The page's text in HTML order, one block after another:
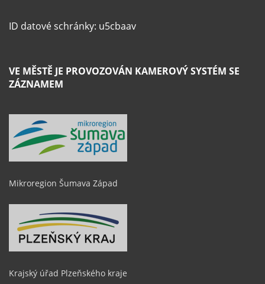
ID datové schránky: u5cbaav
VE MĚSTĚ JE PROVOZOVÁN KAMEROVÝ SYSTÉM SE
ZÁZNAMEM
Mikroregion Šumava Západ
Krajský úřad Plzeňského kraje